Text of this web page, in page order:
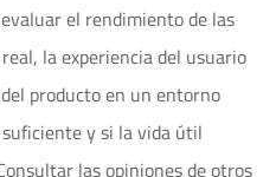
el rendimiento de las
la experiencia del usuario
producto en un entorno
y si la vida útil
las opiniones de otros